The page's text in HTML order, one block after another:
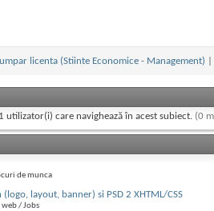
licenta (Stiinte Economice - Management)
utilizator(i) care navighează în acest subiect. (0
de munca
layout, banner) si PSD 2 XHTML/CSS
/ Jobs